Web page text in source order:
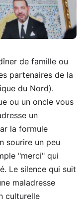
de famille ou
partenaires de la
du Nord).
ou un oncle vous
un
la formule
sourire un peu
"merci" qui
Le silence qui suit
maladresse
culturelle